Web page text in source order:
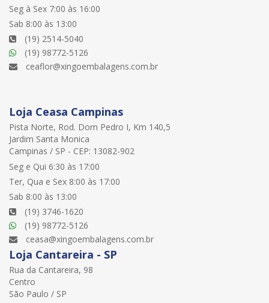
Seg à Sex 7:00 às 16:00
Sab 8:00 às 13:00
(19) 2514-5040
(19) 98772-5126
ceaflor@xingoembalagens.com.br
Loja Ceasa Campinas
Pista Norte, Rod. Dom Pedro I, Km 140,5
Jardim Santa Monica
Campinas / SP - CEP: 13082-902
Seg e Qui 6:30 às 17:00
Ter, Qua e Sex 8:00 às 17:00
Sab 8:00 às 13:00
(19) 3746-1620
(19) 98772-5126
ceasa@xingoembalagens.com.br
Loja Cantareira - SP
Rua da Cantareira, 98
Centro
São Paulo / SP